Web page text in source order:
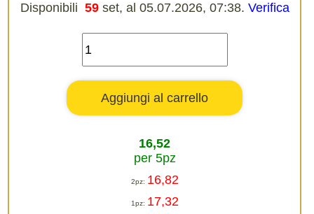
Disponibili 59 set, al 05.07.2026, 07:38. Verifica
16,52
per 5pz
2pz: 16,82
1pz: 17,32